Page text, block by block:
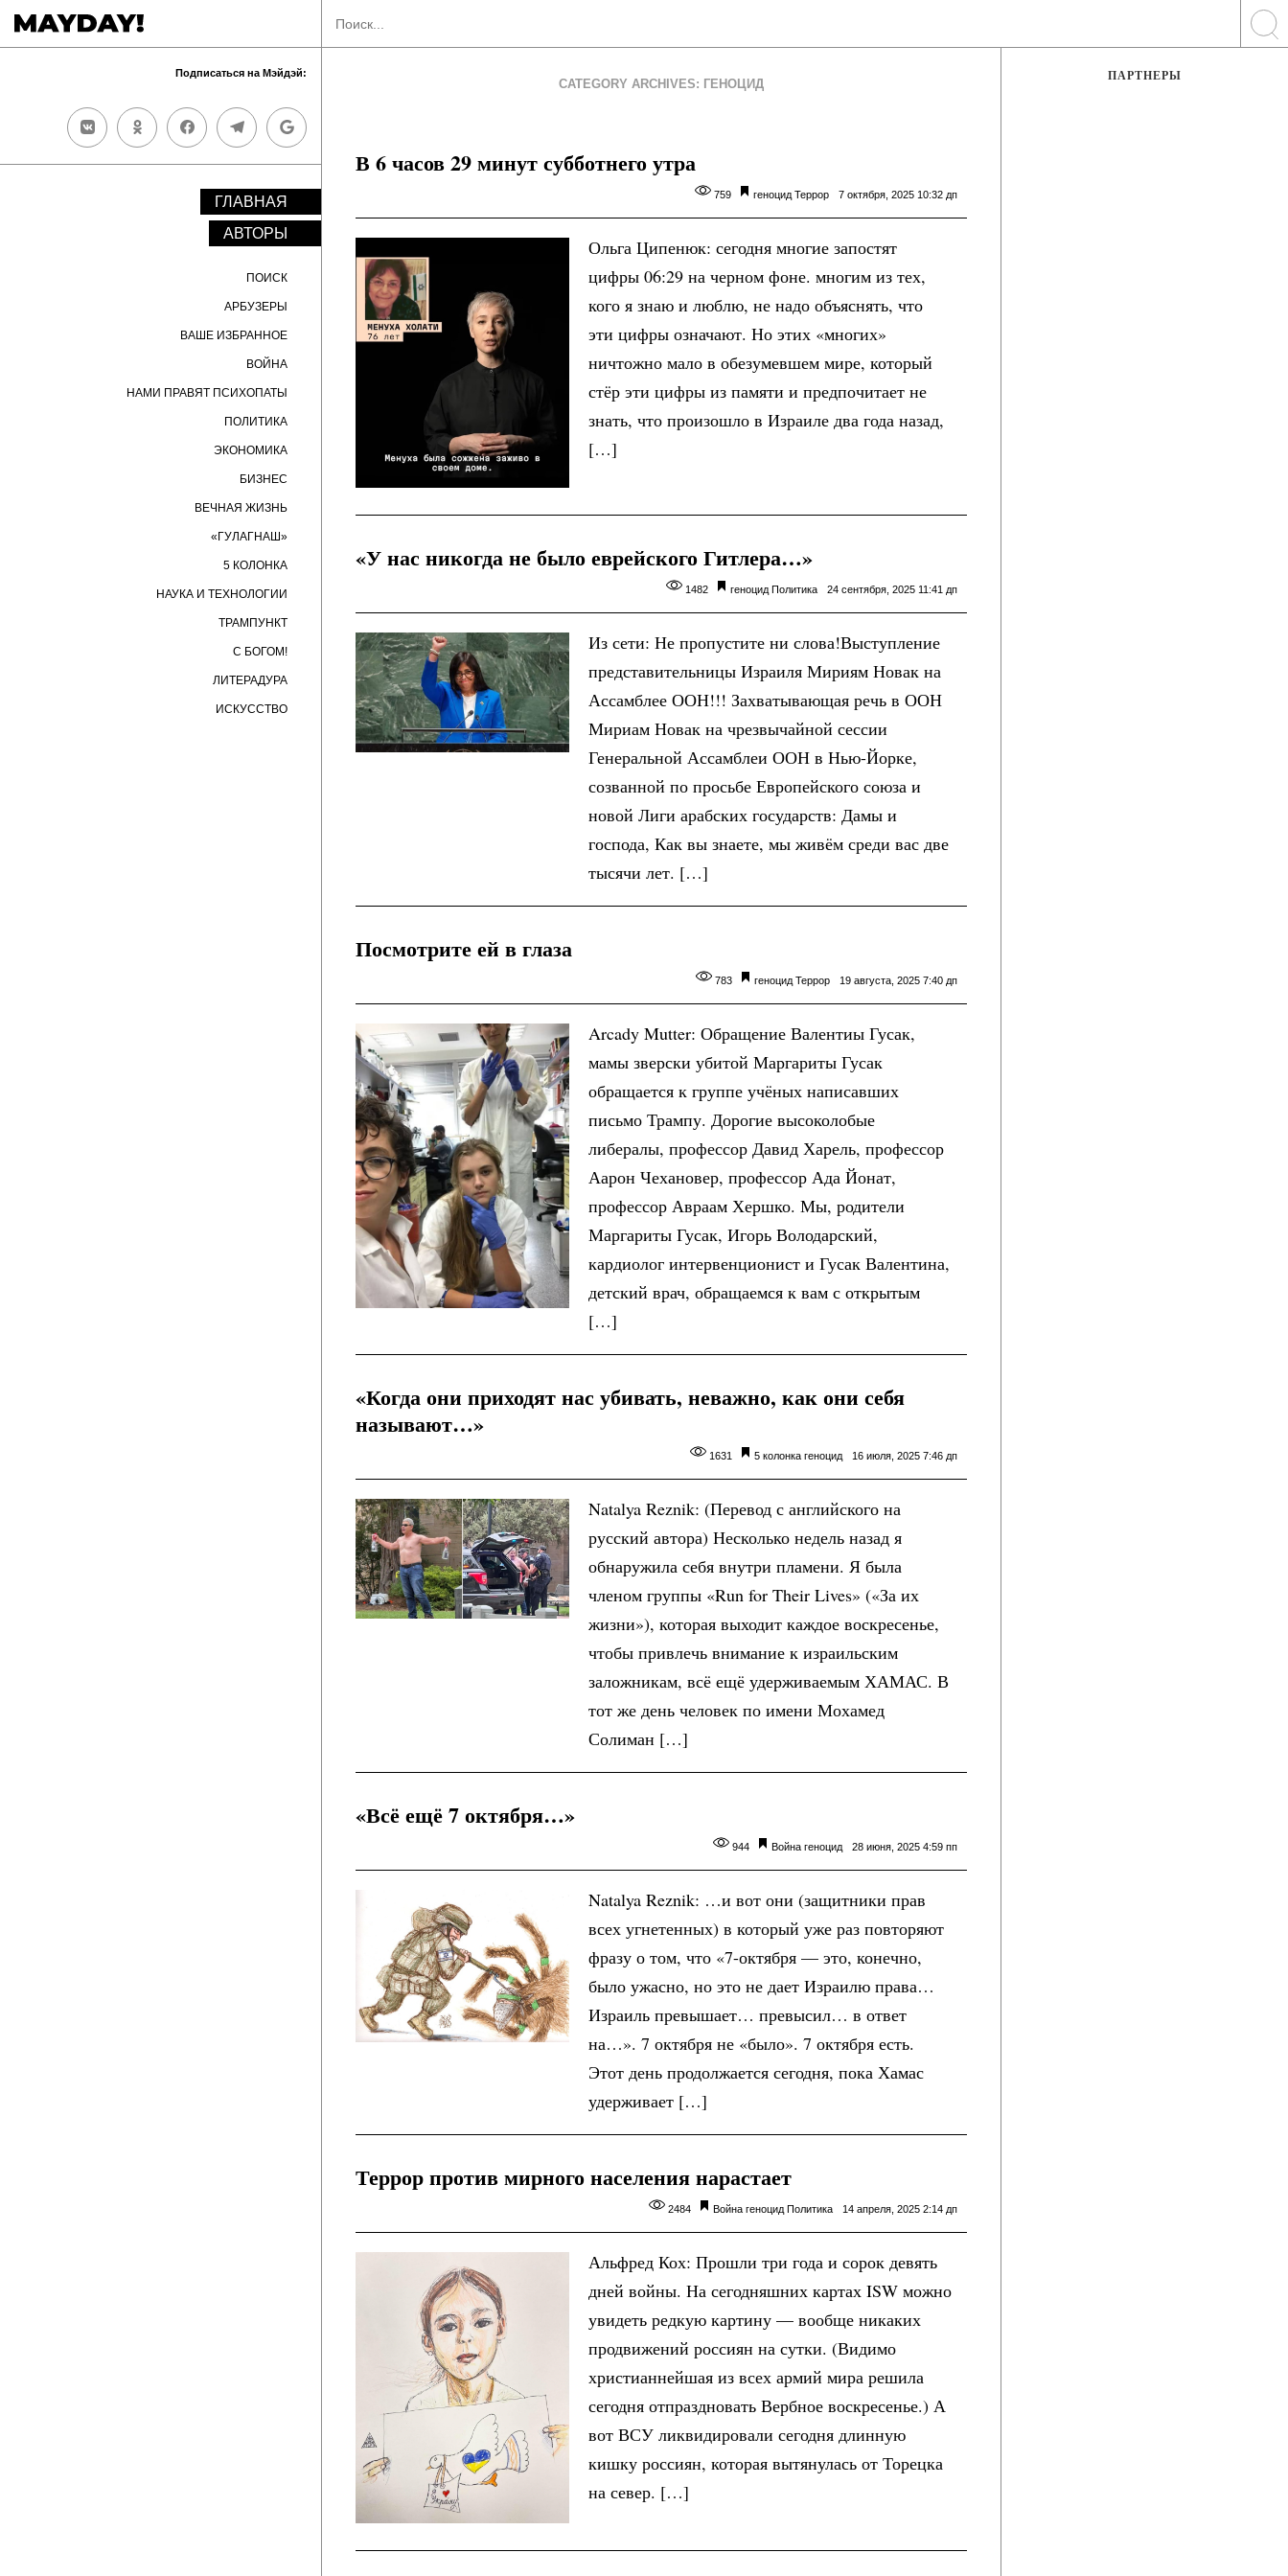
Подписаться на Мэйдэй:
ГЛАВНАЯ
АВТОРЫ
ПОИСК
АРБУЗЕРЫ
ВАШЕ ИЗБРАННОЕ
ВОЙНА
НАМИ ПРАВЯТ ПСИХОПАТЫ
ПОЛИТИКА
ЭКОНОМИКА
БИЗНЕС
ВЕЧНАЯ ЖИЗНЬ
«ГУЛАГНАШ»
5 КОЛОНКА
НАУКА И ТЕХНОЛОГИИ
ТРАМПУНКТ
С БОГОМ!
ЛИТЕРАДУРА
ИСКУССТВО
CATEGORY ARCHIVES: ГЕНОЦИД
В 6 часов 29 минут субботнего утра
7 октября, 2025 10:32 дп
геноцид Террор
759
Ольга Ципенюк: сегодня многие запостят
цифры 06:29 на черном фоне. многим из тех,
кого я знаю и люблю, не надо объяснять, что
эти цифры означают. Но этих «многих»
ничтожно мало в обезумевшем мире, который
стёр эти цифры из памяти и предпочитает не
знать, что произошло в Израиле два года назад,
[…]
«У нас никогда не было еврейского Гитлера…»
24 сентября, 2025 11:41 дп
геноцид Политика
1482
Из сети: Не пропустите ни слова!Выступление
представительницы Израиля Мириям Новак на
Ассамблее ООН!!! Захватывающая речь в ООН
Мириам Новак на чрезвычайной сессии
Генеральной Ассамблеи ООН в Нью-Йорке,
созванной по просьбе Европейского союза и
новой Лиги арабских государств: Дамы и
господа, Как вы знаете, мы живём среди вас две
тысячи лет. […]
Посмотрите ей в глаза
19 августа, 2025 7:40 дп
геноцид Террор
783
Arcady Mutter: Обращение Валентиы Гусак,
мамы зверски убитой Маргариты Гусак
обращается к группе учёных написавших
письмо Трампу. Дорогие высоколобые
либералы, профессор Давид Харель, профессор
Аарон Чехановер, профессор Ада Йонат,
профессор Авраам Хершко. Мы, родители
Маргариты Гусак, Игорь Володарский,
кардиолог интервенционист и Гусак Валентина,
детский врач, обращаемся к вам с открытым
[…]
«Когда они приходят нас убивать, неважно, как они себя
называют…»
16 июля, 2025 7:46 дп
5 колонка геноцид
1631
Natalya Reznik: (Перевод с английского на
русский автора) Несколько недель назад я
обнаружила себя внутри пламени. Я была
членом группы «Run for Their Lives» («За их
жизни»), которая выходит каждое воскресенье,
чтобы привлечь внимание к израильским
заложникам, всё ещё удерживаемым ХАМАС. В
тот же день человек по имени Мохамед
Солиман […]
«Всё ещё 7 октября…»
28 июня, 2025 4:59 пп
Война геноцид
944
Natalya Reznik: …и вот они (защитники прав
всех угнетенных) в который уже раз повторяют
фразу о том, что «7-октября — это, конечно,
было ужасно, но это не дает Израилю права…
Израиль превышает… превысил… в ответ
на…». 7 октября не «было». 7 октября есть.
Этот день продолжается сегодня, пока Хамас
удерживает […]
Террор против мирного населения нарастает
14 апреля, 2025 2:14 дп
Война геноцид Политика
2484
Альфред Кох: Прошли три года и сорок девять
дней войны. На сегодняшних картах ISW можно
увидеть редкую картину — вообще никаких
продвижений россиян на сутки. (Видимо
христианнейшая из всех армий мира решила
сегодня отпраздновать Вербное воскресенье.) А
вот ВСУ ликвидировали сегодня длинную
кишку россиян, которая вытянулась от Торецка
на север. […]
ПАРТНЕРЫ